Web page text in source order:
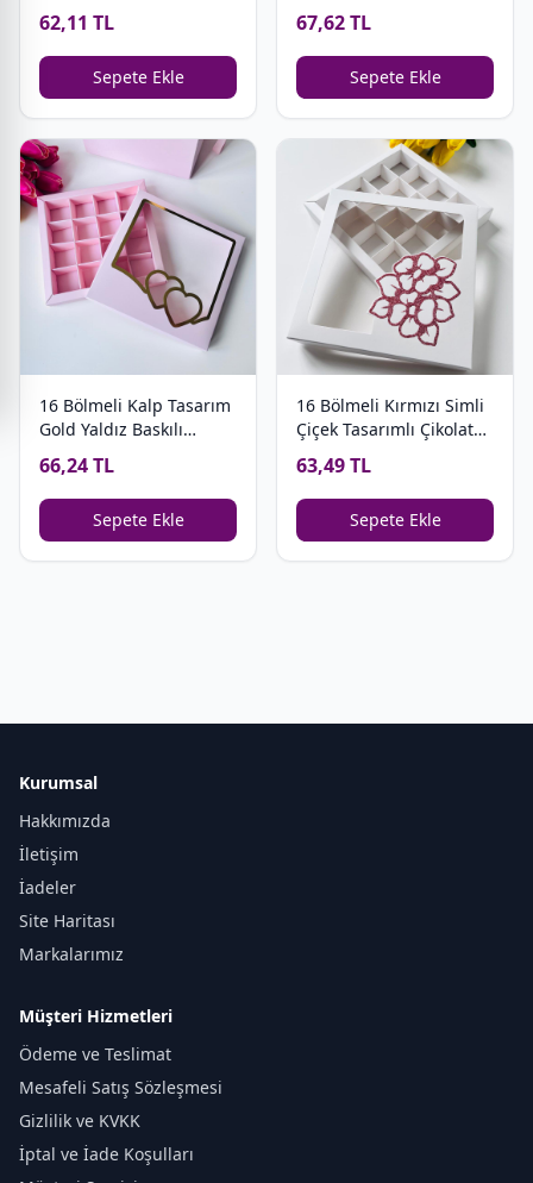
62,11 TL
Sepete Ekle
67,62 TL
Sepete Ekle
16 Bölmeli Kalp Tasarım
Gold Yaldız Baskılı
Bonbon Çikolata Kutusu
66,24 TL
Sepete Ekle
16 Bölmeli Kırmızı Simli
Çiçek Tasarımlı Çikolata
Kutusu (Desen 1)
63,49 TL
Sepete Ekle
Kurumsal
Hakkımızda
İletişim
İadeler
Site Haritası
Markalarımız
Müşteri Hizmetleri
Ödeme ve Teslimat
Mesafeli Satış Sözleşmesi
Gizlilik ve KVKK
İptal ve İade Koşulları